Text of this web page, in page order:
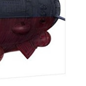
おしりたんてい」
画配信情報【PR】
配信サービスのプ
まれています。※
情報は配信サービ
確認ください。DM
税込）で新作アニ
作まで見放題の「D